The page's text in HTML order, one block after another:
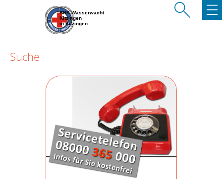
BRK-Wasserwacht
Kitzingen
in Kitzingen
Suche